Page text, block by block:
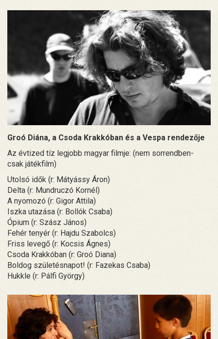
Groó Diána, a Csoda Krakkóban és a Vespa rendezője
Az évtized tíz legjobb magyar filmje: (nem sorrendben-
csak játékfilm)
Utolsó idők (r: Mátyássy Áron)
Delta (r: Mundruczó Kornél)
A nyomozó (r: Gigor Attila)
Iszka utazása (r: Bollók Csaba)
Ópium (r: Szász János)
Fehér tenyér (r: Hajdu Szabolcs)
Friss levegő (r: Kocsis Ágnes)
Csoda Krakkóban (r: Groó Diana)
Boldog születésnapot! (r: Fazekas Csaba)
Hukkle (r: Pálfi György)